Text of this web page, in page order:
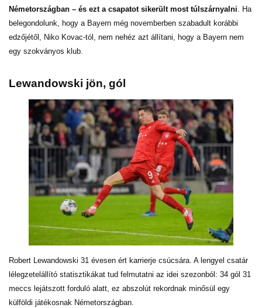
Németországban – és ezt a csapatot sikerült most túlszárnyalni . Ha
belegondolunk, hogy a Bayern még novemberben szabadult korábbi
edzőjétől, Niko Kovac-tól, nem nehéz azt állítani, hogy a Bayern nem
egy szokványos klub.
Lewandowski jön, gól
Robert Lewandowski 31 évesen ért karrierje csúcsára. A lengyel csatár
lélegzetelállító statisztikákat tud felmutatni az idei szezonból: 34 gól 31
meccs lejátszott forduló alatt, ez abszolút rekordnak minősül egy
külföldi játékosnak Németországban.